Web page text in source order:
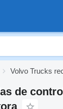
Volvo Trucks
de